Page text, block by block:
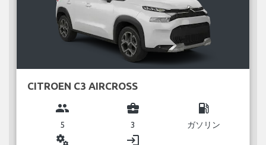
CITROEN C3 AIRCROSS
group
5
business_center
3
local_gas_station
ガソリン
miscellaneous_services login